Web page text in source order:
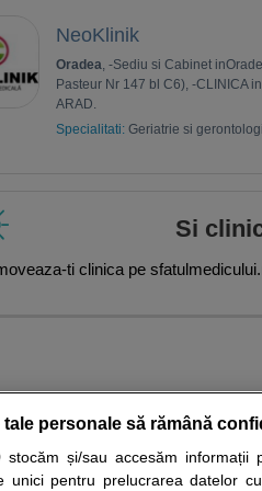
NeoKlinik
Oradea, -Sediu si Cabinet
Pasteur Nr 147 bl C6), -CLINICA
ARAD.
Specialitati: Geriatrie si
Si
ti clinica pe
Autoevaluare simptome
tale personale să rămână
stocăm și/sau accesăm informații
unici pentru prelucrarea datelor